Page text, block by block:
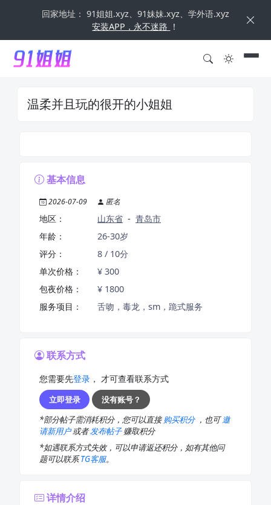
回家地址： 91姐姐.xyz、91妹妹.xyz、学外语.xyz
安装APP，永不迷路 ！
温柔并且玩的很开的小姐姐
基本信息
2026-07-09 匿名
地区： 山东省 - 青岛市
年龄：
26-30岁
评分：
8 / 10分
单次价格：
¥ 300
包夜价格：
¥ 1800
服务项目：
舌吻，毒龙，sm，跪式服务
联系方式
您需要先登录 ， 才可查看联系方式
立即登录
没有账号？
*部分帖子需消耗积分，您可以直接购买积分 ，也可邀
请新用户或者发布帖子赚取积分
*如遇联系方式失效，可以申请返还积分，如有其他问
题可以联系TG客服。
详情介绍